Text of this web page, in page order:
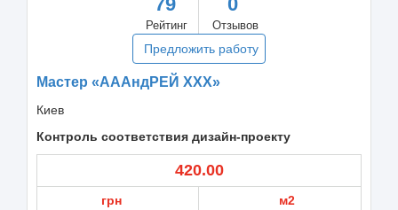
Рейтинг Отзывов
Предложить работу
Мастер «АААндРЕЙ ХХХ»
Киев
Контроль соответствия дизайн-проекту
420.00
грн м2